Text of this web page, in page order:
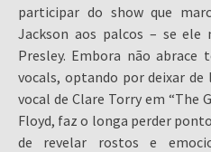
participar do show que
Jackson aos palcos – se ele
Presley. Embora não abrace
vocals, optando por deixar
vocal de Clare Torry em “The
Floyd, faz o longa perder
de revelar rostos e